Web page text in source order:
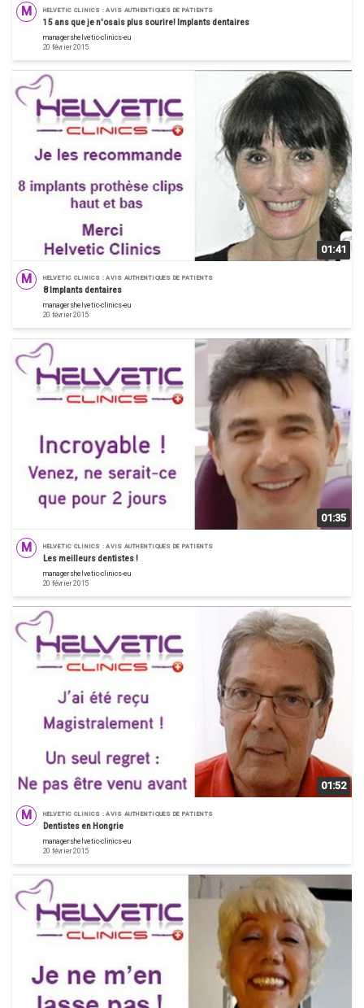
M HELVETIC CLINICS : AVIS AUTHENTIQUES DE PATIENTS
15 ans que je n'osais plus sourire! Implants dentaires
managershelvetic-clinics-eu
20 février 2015
01:41
M HELVETIC CLINICS : AVIS AUTHENTIQUES DE PATIENTS
8 Implants dentaires
managershelvetic-clinics-eu
20 février 2015
01:35
M HELVETIC CLINICS : AVIS AUTHENTIQUES DE PATIENTS
Les meilleurs dentistes !
managershelvetic-clinics-eu
20 février 2015
01:52
M HELVETIC CLINICS : AVIS AUTHENTIQUES DE PATIENTS
Dentistes en Hongrie
managershelvetic-clinics-eu
20 février 2015